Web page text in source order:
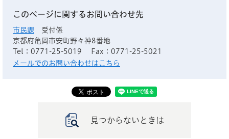
このページに関するお問い合わせ先
市民課
受付係
京都府亀岡市安町野々神8番地
Tel：0771-25-5019
Fax：0771-25-5021
メールでのお問い合わせはこちら
見つからないときは